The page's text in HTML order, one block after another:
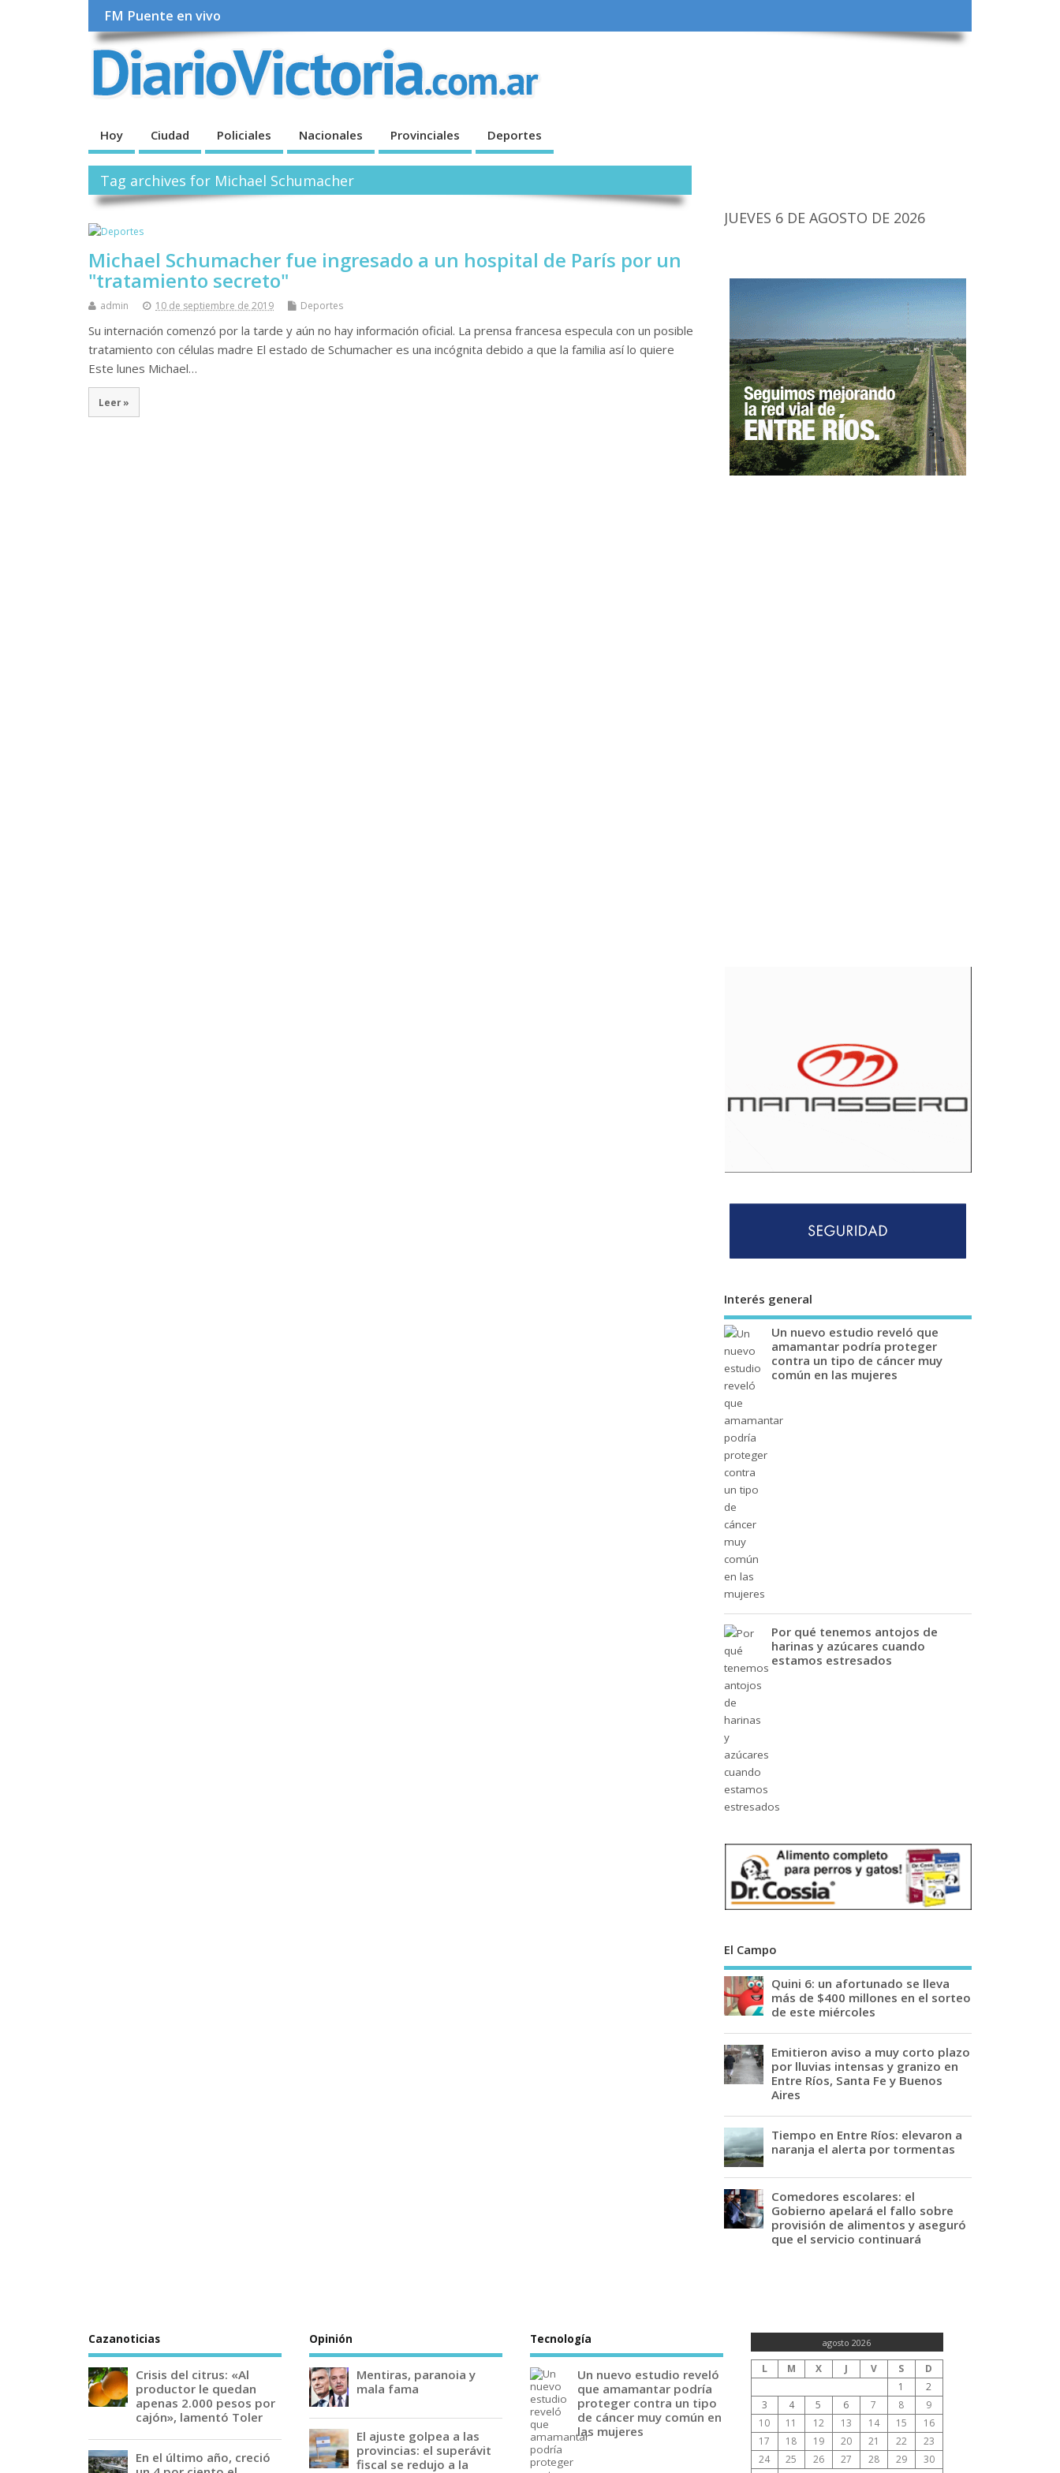
FM Puente en vivo
Hoy Ciudad Policiales Nacionales Provinciales Deportes
Tag archives for Michael Schumacher
Michael Schumacher fue ingresado a un hospital de París por un
"tratamiento secreto"
admin 10 de septiembre de 2019 Deportes
Su internación comenzó por la tarde y aún no hay información oficial. La prensa francesa especula con un posible
tratamiento con células madre El estado de Schumacher es una incógnita debido a que la familia así lo quiere
Este lunes Michael…
Leer »
JUEVES 6 DE AGOSTO DE 2026
Interés general
Un nuevo estudio reveló que
amamantar podría proteger
contra un tipo de cáncer muy
común en las mujeres
Por qué tenemos antojos de
harinas y azúcares cuando
estamos estresados
El Campo
Quini 6: un afortunado se lleva
más de $400 millones en el sorteo
de este miércoles
Emitieron aviso a muy corto plazo
por lluvias intensas y granizo en
Entre Ríos, Santa Fe y Buenos
Aires
Tiempo en Entre Ríos: elevaron a
naranja el alerta por tormentas
Comedores escolares: el
Gobierno apelará el fallo sobre
provisión de alimentos y aseguró
que el servicio continuará
Cazanoticias
Crisis del citrus: «Al
productor le quedan
apenas 2.000 pesos por
cajón», lamentó Toler
En el último año, creció
Opinión
Mentiras, paranoia y
mala fama
El ajuste golpea a las
provincias: el superávit
fiscal se redujo a la
Tecnología
Un nuevo estudio reveló
que amamantar podría
proteger contra un tipo
de cáncer muy común en
las mujeres
agosto 2026
L M X J V S
D
1
2
3
4 5 6 7 8
9
10
11 12 13 14 15
16
17
18 19 20 21 22
23
24
25 26 27 28 29
30